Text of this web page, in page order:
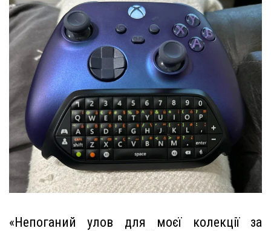
«Непоганий улов для моєї колекції за